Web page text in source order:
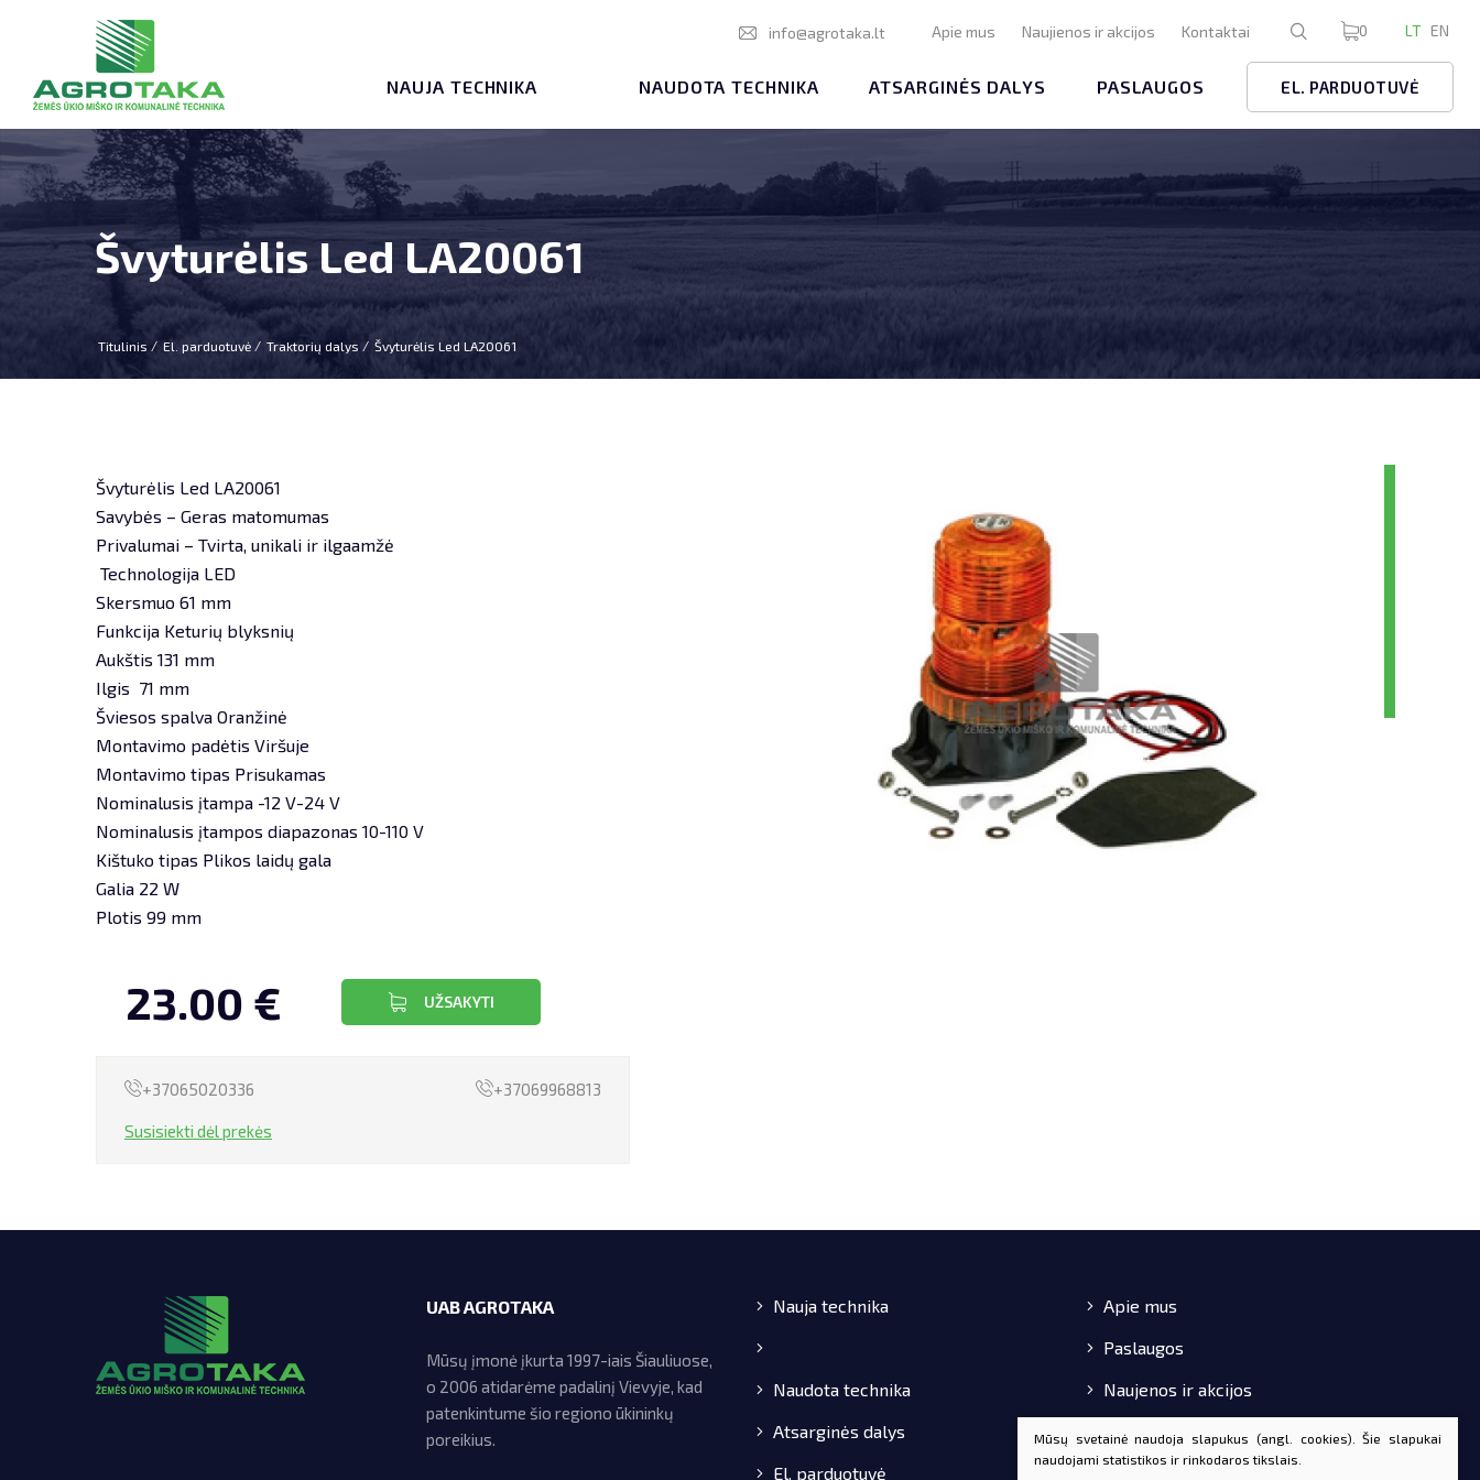
info@agrotaka.lt Apie mus Naujienos ir akcijos Kontaktai 0 LT EN
NAUJA TECHNIKA NAUDOTA TECHNIKA ATSARGINĖS DALYS PASLAUGOS EL. PARDUOTUVĖ
Švyturėlis Led LA20061
Titulinis El. parduotuvė Traktorių dalys Švyturėlis Led LA20061
Švyturėlis Led LA20061
Savybės – Geras matomumas
Privalumai – Tvirta, unikali ir ilgaamžė
Technologija LED
Skersmuo 61 mm
Funkcija Keturių blyksnių
Aukštis 131 mm
Ilgis 71 mm
Šviesos spalva Oranžinė
Montavimo padėtis Viršuje
Montavimo tipas Prisukamas
Nominalusis įtampa -12 V-24 V
Nominalusis įtampos diapazonas 10-110 V
Kištuko tipas Plikos laidų gala
Galia 22 W
Plotis 99 mm
23.00 € UŽSAKYTI
+37065020336 +37069968813
Susisiekti dėl prekės
UAB AGROTAKA
Mūsų įmonė įkurta 1997-iais Šiauliuose,
o 2006 atidarėme padalinį Vievyje, kad
patenkintume šio regiono ūkininkų
poreikius.
Nauja technika
Naudota technika
Atsarginės dalys
El. parduotuvė
Apie mus
Paslaugos
Naujenos ir akcijos
Pirkimo-pardavimo taisyklės
Mūsų svetainė naudoja slapukus (angl. cookies). Šie slapukai
naudojami statistikos ir rinkodaros tikslais.